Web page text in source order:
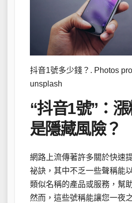
抖音1號多少錢？. Photos
unsplash
“抖音1號”：
是隱藏風險？
網路上流傳著許多關於快速
祕訣，其中不乏一些聲稱能
類似名稱的產品或服務，幫
然而，這些號稱能讓您一夜